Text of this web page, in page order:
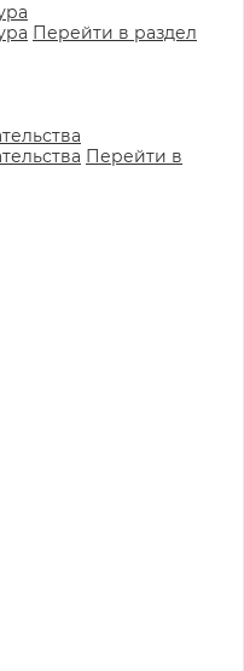
Перейти в раздел
Перейти в